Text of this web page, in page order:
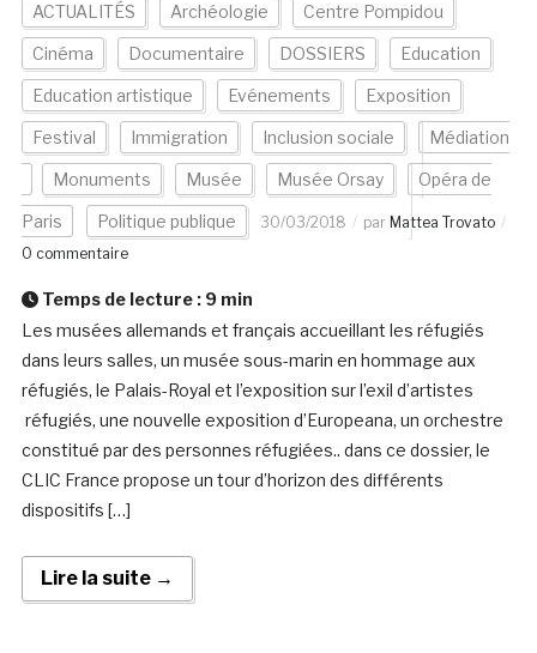
ACTUALITÉS Archéologie Centre Pompidou
Cinéma Documentaire DOSSIERS Education
Education artistique Evénements Exposition
Festival Immigration Inclusion sociale Médiation
Monuments Musée Musée Orsay Opéra de
Paris Politique publique 30/03/2018 par Mattea Trovato
0 commentaire
Temps de lecture : 9 min
Les musées allemands et français accueillant les réfugiés
dans leurs salles, un musée sous-marin en hommage aux
réfugiés, le Palais-Royal et l’exposition sur l’exil d’artistes
réfugiés, une nouvelle exposition d’Europeana, un orchestre
constitué par des personnes réfugiées.. dans ce dossier, le
CLIC France propose un tour d’horizon des différents
dispositifs […]
Lire la suite →